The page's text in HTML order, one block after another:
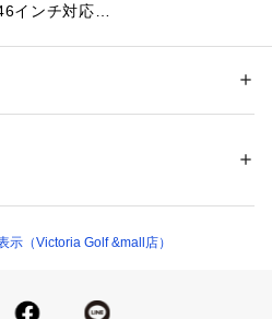
インチ対応
ッグ。
用。
んなスタイルにも合わせやすく
示（Victoria Golf &mall店）